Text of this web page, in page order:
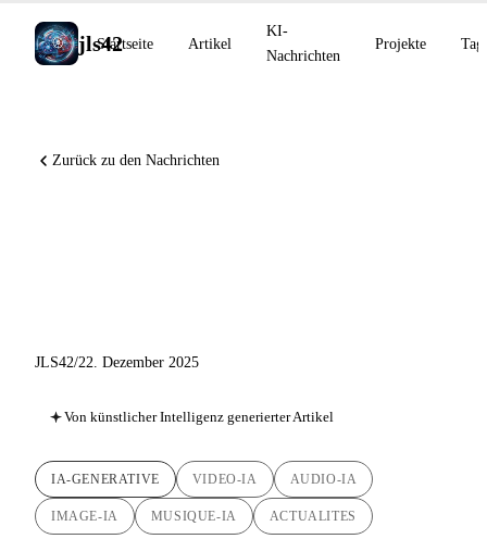
jls42
Startseite Artikel
KI-
Nachrichten
Projekte
Zurück zu den Nachrichten
JLS42/22. Dezember 2025
Von künstlicher Intelligenz generierter Artikel
IA-GENERATIVE VIDEO-IA AUDIO-IA
IMAGE-IA MUSIQUE-IA ACTUALITES